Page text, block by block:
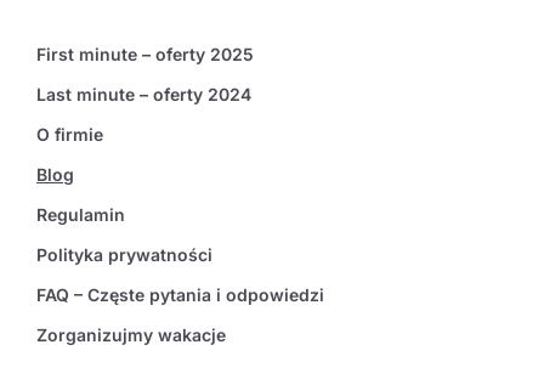
First minute – oferty 2025
Last minute – oferty 2024
O firmie
Blog
Regulamin
Polityka prywatności
FAQ – Częste pytania i odpowiedzi
Zorganizujmy wakacje